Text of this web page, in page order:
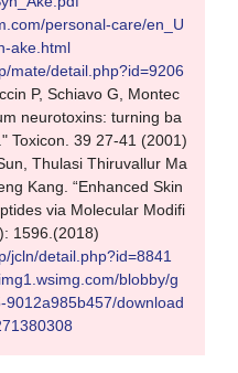
personal-care/en_U
ake.html
mate/detail.php?id=9206
P, Schiavo G, Montec
neurotoxins: turning ba
Toxicon. 39 27-41 (2001)
Thulasi Thiruvallur Ma
Kang. “Enhanced Skin
via Molecular Modifi
1596.(2018)
jcln/detail.php?id=8841
blobby/g
download